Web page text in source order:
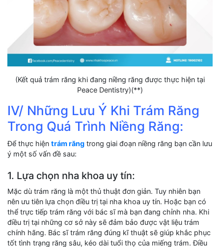
(Kết quả trám răng khi đang niềng răng được thực hiện tại
Peace Dentistry)(**)
IV/ Những Lưu Ý Khi Trám Răng
Trong Quá Trình Niềng Răng:
Để thực hiện trám răng trong giai đoạn niềng răng bạn cần lưu
ý một số vấn đề sau:
1. Lựa chọn nha khoa uy tín:
Mặc dù trám răng là một thủ thuật đơn giản. Tuy nhiên bạn
nên ưu tiên lựa chọn điều trị tại nha khoa uy tín. Hoặc bạn có
thể trực tiếp trám răng với bác sĩ mà bạn đang chỉnh nha. Khi
điều trị tại những cơ sở này sẽ đảm bảo được vật liệu trám
chính hãng. Bác sĩ trám răng đúng kĩ thuật sẽ giúp khắc phục
tốt tình trạng răng sâu, kéo dài tuổi thọ của miếng trám. Điều